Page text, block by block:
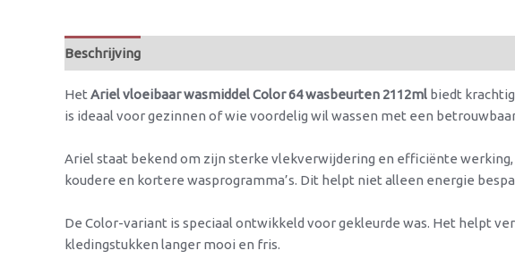
Beschrijving
Het Ariel vloeibaar wasmiddel Color 64 wasbeurten 2112ml biedt
is ideaal voor gezinnen of wie voordelig wil wassen met een
Ariel staat bekend om zijn sterke vlekverwijdering en efficiënte
koudere en kortere wasprogramma’s. Dit helpt niet alleen energie
De Color-variant is speciaal ontwikkeld voor gekleurde was. Het helpt
kledingstukken langer mooi en fris.